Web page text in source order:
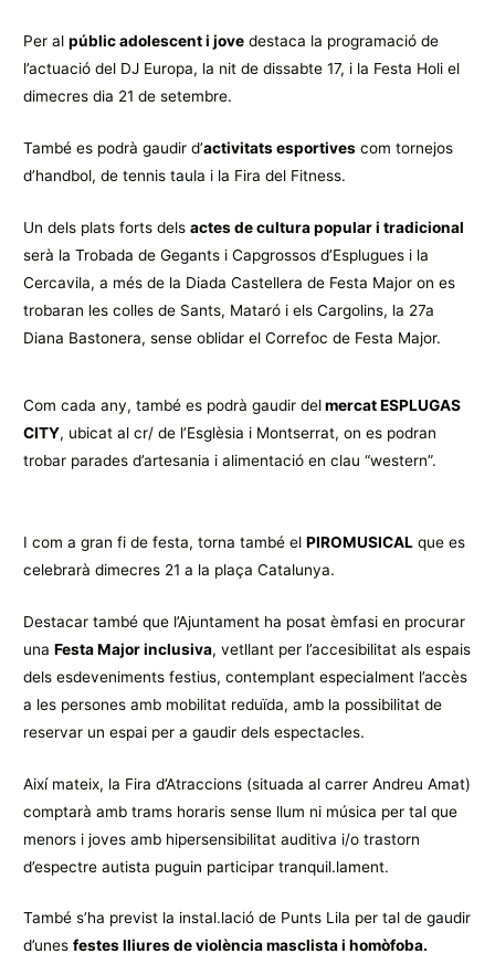
Per alpúblic adolescent i jove destaca la programació de
l’actuació del DJ Europa, la nit de dissabte 17, i la Festa Holi el
dimecres dia 21 de setembre.
També es podrà gaudir d’activitats esportives com tornejos
d’handbol, de tennis taula i la Fira del Fitness.
Un dels plats forts delsactes de cultura popular i tradicional
serà la Trobada de Gegants i Capgrossos d’Esplugues i la
Cercavila, a més de la Diada Castellera de Festa Major on es
trobaran les colles de Sants, Mataró i els Cargolins, la 27a
Diana Bastonera, sense oblidar el Correfoc de Festa Major.
Com cada any, també es podrà gaudir delmercat ESPLUGAS
CITY, ubicat al cr/ de l’Esglèsia i Montserrat, on es podran
trobar parades d’artesania i alimentació en clau “western”.
I com a gran fi de festa, torna també elPIROMUSICAL que es
celebrarà dimecres 21 a la plaça Catalunya.
Destacar també que l’Ajuntament ha posat èmfasi en procurar
unaFesta Major inclusiva, vetllant per l’accesibilitat als espais
dels esdeveniments festius, contemplant especialment l’accès
a les persones amb mobilitat reduïda, amb la possibilitat de
reservar un espai per a gaudir dels espectacles.
Així mateix, la Fira d’Atraccions (situada al carrer Andreu Amat)
comptarà amb trams horaris sense llum ni música per tal que
menors i joves amb hipersensibilitat auditiva i/o trastorn
d’espectre autista puguin participar tranquil.lament.
També s’ha previst la instal.lació de Punts Lila per tal de gaudir
d’unesfestes lliures de violència masclista i homòfoba.